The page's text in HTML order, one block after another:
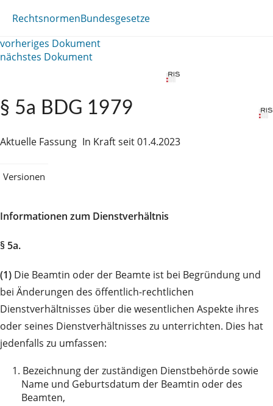
RechtsnormenBundesgesetze
vorheriges Dokument
nächstes Dokument
§ 5a BDG 1979
Aktuelle Fassung In Kraft seit 01.4.2023
Versionen
Informationen zum Dienstverhältnis
§ 5a.
(1) Die Beamtin oder der Beamte ist bei Begründung und
bei Änderungen des öffentlich-rechtlichen
Dienstverhältnisses über die wesentlichen Aspekte ihres
oder seines Dienstverhältnisses zu unterrichten. Dies hat
jedenfalls zu umfassen:
1. Bezeichnung der zuständigen Dienstbehörde sowie
Name und Geburtsdatum der Beamtin oder des
Beamten,